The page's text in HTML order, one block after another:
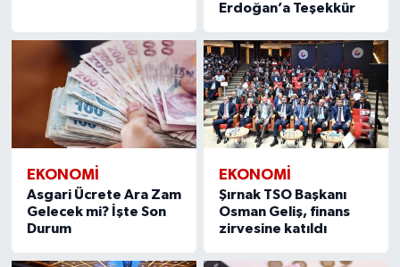
Erdoğan’a Teşekkür
EKONOMI
Asgari Ücrete Ara Zam
Gelecek mi? İşte Son
Durum
EKONOMI
Şırnak TSO Başkanı
Osman Geliş, finans
zirvesine katıldı